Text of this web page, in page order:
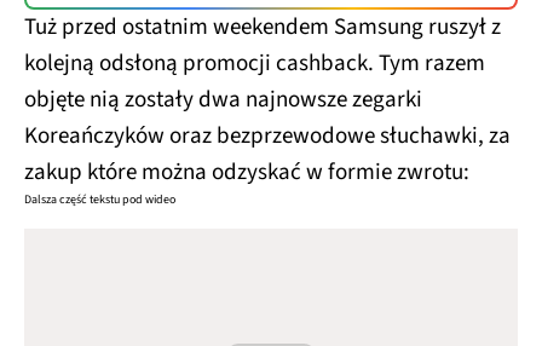
Tuż przed ostatnim weekendem Samsung ruszył z
kolejną odsłoną promocji cashback. Tym razem
objęte nią zostały dwa najnowsze zegarki
Koreańczyków oraz bezprzewodowe słuchawki, za
zakup które można odzyskać w formie zwrotu:
Dalsza część tekstu pod wideo